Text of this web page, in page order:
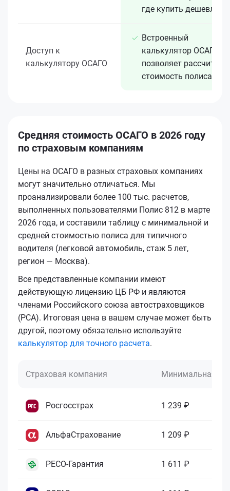
где купить дешевле
Доступ к
калькулятору ОСАГО
Встроенный
калькулятор ОСАГО
позволяет рассчитать
стоимость полиса
Средняя стоимость ОСАГО в 2026 году
по страховым компаниям
Цены на ОСАГО в разных страховых компаниях
могут значительно отличаться. Мы
проанализировали более 100 тыс. расчетов,
выполненных пользователями Полис 812 в марте
2026 года, и составили таблицу с минимальной и
средней стоимостью полиса для типичного
водителя (легковой автомобиль, стаж 5 лет,
регион — Москва).
Все представленные компании имеют
действующую лицензию ЦБ РФ и являются
членами Российского союза автостраховщиков
(РСА). Итоговая цена в вашем случае может быть
другой, поэтому обязательно используйте
калькулятор для точного расчета.
Страховая компания Минимальная
Росгосстрах 1 239 ₽
АльфаСтрахование 1 209 ₽
РЕСО-Гарантия 1 611 ₽